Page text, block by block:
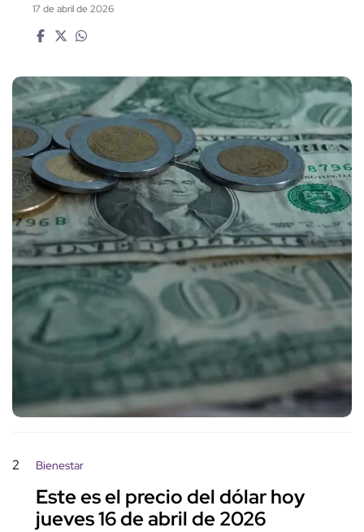
17 de abril de 2026
2 Bienestar
Este es el precio del dólar hoy
jueves 16 de abril de 2026